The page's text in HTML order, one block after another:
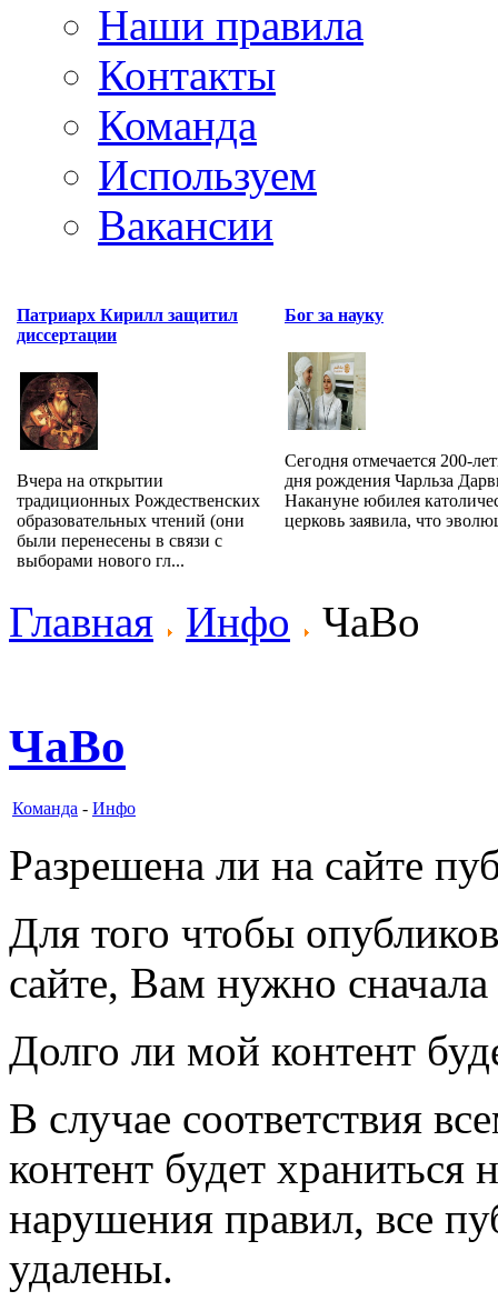
Наши правила
Контакты
Команда
Используем
Вакансии
Патриарх Кирилл защитил
диссертации
Вчера на открытии
традиционных Рождественских
образовательных чтений (они
были перенесены в связи с
выборами нового гл...
Бог за науку
Сегодня отмечается 200-
дня рождения Чарльза
Накануне юбилея
церковь заявила, что
Главная Инфо ЧаВо
ЧаВо
Команда - Инфо
Разрешена ли на сайте
Для того чтобы
сайте, Вам нужно сначала
Долго ли мой контент
В случае соответствия
контент будет храниться
нарушения правил, все
удалены.